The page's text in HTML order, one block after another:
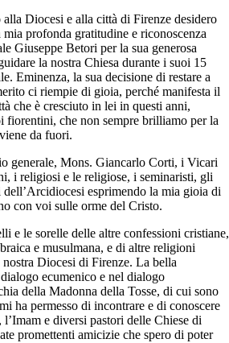
Diocesi e alla città di Firenze desidero
profonda gratitudine e riconoscenza
Giuseppe Betori per la sua generosa
la nostra Chiesa durante i suoi 15
Eminenza, la sua decisione di restare a
ci riempie di gioia, perché manifesta il
che è cresciuto in lei in questi anni,
fiorentini, che non sempre brilliamo per la
da fuori.
generale, Mons. Giancarlo Corti, i Vicari
i religiosi e le religiose, i seminaristi, gli
esprimendo la mia gioia di
con voi sulle orme del Cristo.
e le sorelle delle altre confessioni cristiane,
e musulmana, e di altre religioni
Diocesi di Firenze. La bella
ecumenico e nel dialogo
della Madonna della Tosse, di cui sono
ha permesso di incontrare e di conoscere
e diversi pastori delle Chiese di
promettenti amicizie che spero di poter